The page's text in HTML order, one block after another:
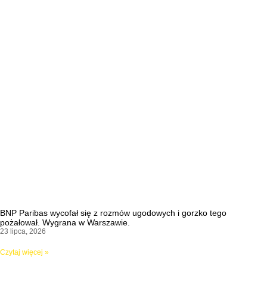
BNP Paribas wycofał się z rozmów ugodowych i gorzko tego
pożałował. Wygrana w Warszawie.
23 lipca, 2026
Czytaj więcej »